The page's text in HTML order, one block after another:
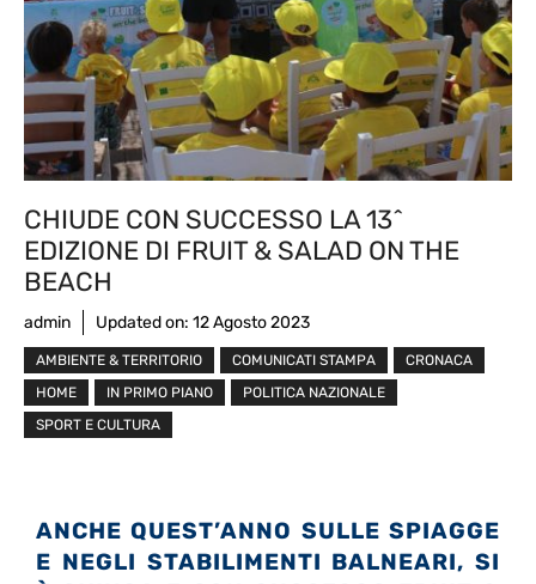
CHIUDE CON SUCCESSO LA 13^
EDIZIONE DI FRUIT & SALAD ON THE
BEACH
admin Updated on: 12 Agosto 2023
AMBIENTE & TERRITORIO COMUNICATI STAMPA
CRONACA
HOME
IN PRIMO PIANO
POLITICA NAZIONALE
SPORT E CULTURA
ANCHE QUEST’ANNO SULLE SPIAGGE
E NEGLI STABILIMENTI BALNEARI, SI